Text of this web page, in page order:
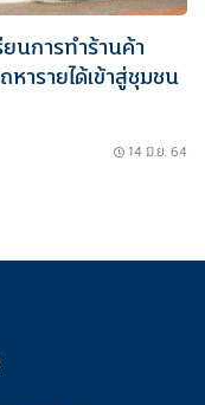
นการทำร้านค้า
ารายได้เข้าสู่ชุมชน
14 มิ.ย. 64